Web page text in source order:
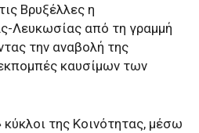
Βρυξέλλες η
Λευκωσίας από τη γραμμή
την αναβολή της
καυσίμων των
της Κοινότητας, μέσω